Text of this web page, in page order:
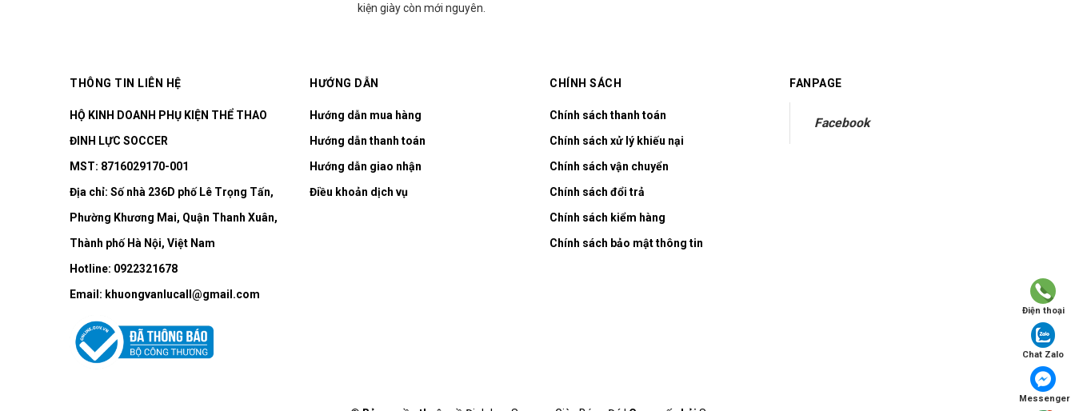
kiện giày còn mới nguyên.
THÔNG TIN LIÊN HỆ
HỘ KINH DOANH PHỤ KIỆN THỂ THAO
ĐINH LỰC SOCCER
MST: 8716029170-001
Địa chỉ: Số nhà 236D phố Lê Trọng Tấn,
Phường Khương Mai, Quận Thanh Xuân,
Thành phố Hà Nội, Việt Nam
Hotline: 0922321678
Email: khuongvanlucall@gmail.com
HƯỚNG DẪN
Hướng dẫn mua hàng
Hướng dẫn thanh toán
Hướng dẫn giao nhận
Điều khoản dịch vụ
CHÍNH SÁCH
Chính sách thanh toán
Chính sách xử lý khiếu nại
Chính sách vận chuyển
Chính sách đổi trả
Chính sách kiểm hàng
Chính sách bảo mật thông tin
FANPAGE
Facebook
Điện thoại
Chat Zalo
Messenger